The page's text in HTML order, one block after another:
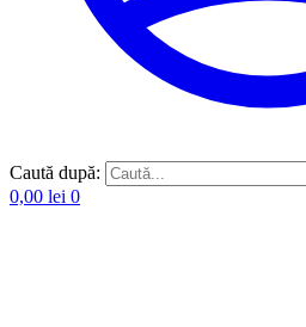
Caută după:
0,00 lei 0